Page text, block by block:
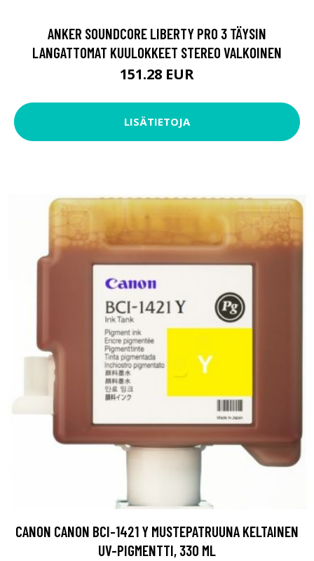
ANKER SOUNDCORE LIBERTY PRO 3 TÄYSIN
LANGATTOMAT KUULOKKEET STEREO VALKOINEN
151.28 EUR
LISÄTIETOJA
CANON CANON BCI-1421 Y MUSTEPATRUUNA KELTAINEN
UV-PIGMENTTI, 330 ML